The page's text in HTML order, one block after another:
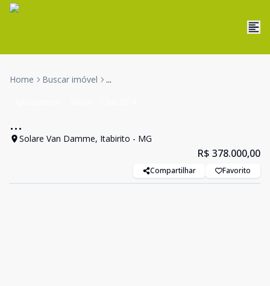
Home Buscar imóvel ...
...
Solare Van Damme, Itabirito - MG
R$ 378.000,00
Compartilhar Favorito